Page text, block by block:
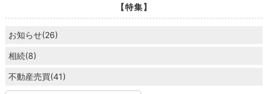
【特集】
お知らせ(26)
相続(8)
不動産売買(41)